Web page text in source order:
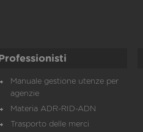
Professionisti
Manuale gestione utenze per
agenzie
Materia ADR-RID-ADN
Trasporto delle merci